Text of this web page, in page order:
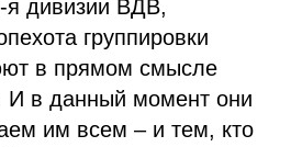
дивизии ВДВ,
группировки
в прямом смысле
И в данный момент они
им всем – и тем, кто